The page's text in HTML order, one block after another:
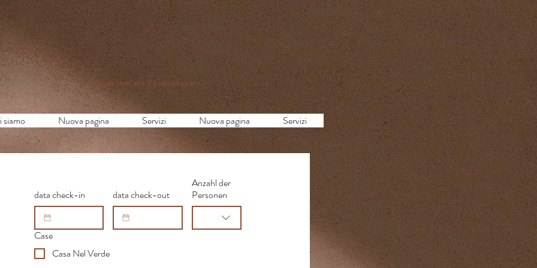
Bauernhof mit Ferienhäusern
siamo Nuova pagina Servizi Nuova pagina Servizi
data check-in data check-out
Anzahl der
Personen
Case
Casa Nel Verde